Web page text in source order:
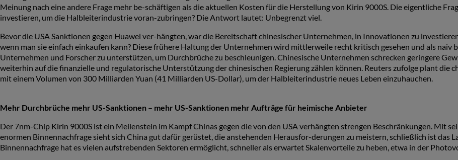
Meinung nach eine andere Frage mehr be-schäftigen als die aktuellen Kosten für die Herstellung von Kirin 9000S. Die eigentliche
investieren, um die Halbleiterindustrie voran-zubringen? Die Antwort lautet: Unbegrenzt viel.
Bevor die USA Sanktionen gegen Huawei ver-hängten, war die Bereitschaft chinesischer Unternehmen, in Innovationen zu
wenn man sie einfach einkaufen kann? Diese frühere Haltung der Unternehmen wird mittlerweile recht kritisch gesehen und als naiv
Unternehmen und Forscher zu unterstützen, um Durchbrüche zu beschleunigen. Chinesische Unternehmen schrecken geringere
weiterhin auf die finanzielle und regulatorische Unterstützung der chinesischen Regierung zählen können. Reuters zufolge plant die
mit einem Volumen von 300 Milliarden Yuan (41 Milliarden US-Dollar), um der Halbleiterindustrie neues Leben einzuhauchen.
Mehr Durchbrüche mehr US-Sanktionen – mehr US-Sanktionen mehr Aufträge für heimische Anbieter
Der 7nm-Chip Kirin 9000S ist ein Meilenstein im Kampf Chinas gegen die von den USA verhängten strengen Beschränkungen. Mit
enormen Binnennachfrage sieht sich China gut dafür gerüstet, die anstehenden Herausfor-derungen zu meistern, schließlich ist das
Binnennachfrage hat es vielen aufstrebenden Sektoren ermöglicht, schneller als erwartet Skalenvorteile zu heben, etwa in der